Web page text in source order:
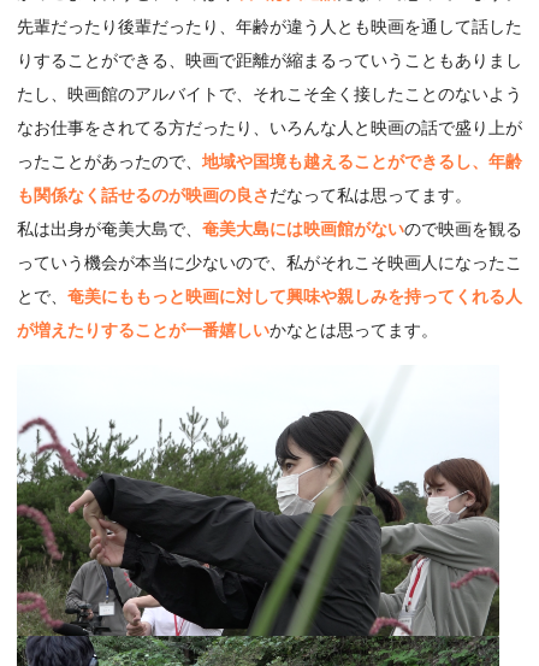
先輩だったり後輩だったり、年齢が違う人とも映画を通して話した
りすることができる、映画で距離が縮まるっていうこともありまし
たし、映画館のアルバイトで、それこそ全く接したことのないよう
なお仕事をされてる方だったり、いろんな人と映画の話で盛り上が
ったことがあったので、 地域や国境も越えることができるし、年齢
も関係なく話せるのが映画の良さだなって私は思ってます。
私は出身が奄美大島で、 奄美大島には映画館がないので映画を観る
っていう機会が本当に少ないので、私がそれこそ映画人になったこ
とで、 奄美にももっと映画に対して興味や親しみを持ってくれる人
が増えたりすることが一番嬉しいかなとは思ってます。